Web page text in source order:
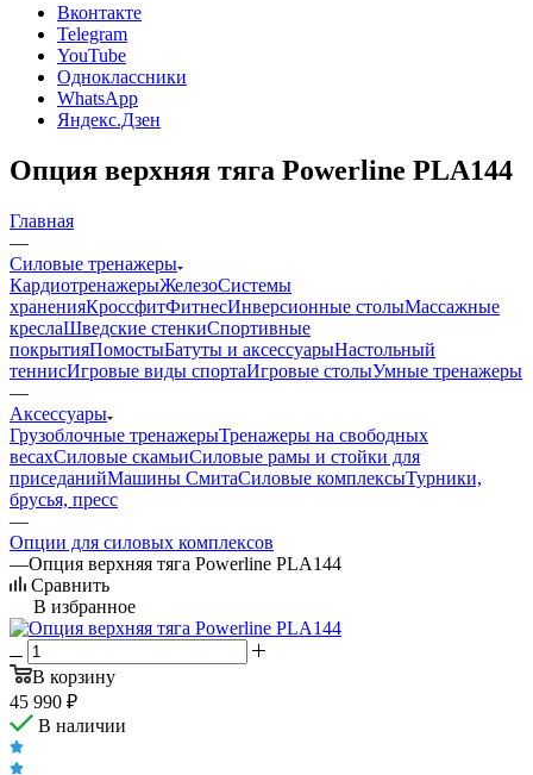
Вконтакте
Telegram
YouTube
Одноклассники
WhatsApp
Яндекс.Дзен
Опция верхняя тяга Powerline PLA144
Главная
—
Силовые тренажеры
КардиотренажерыЖелезоСистемы
храненияКроссфитФитнесИнверсионные столыМассажные
креслаШведские стенкиСпортивные
покрытияПомостыБатуты и аксессуарыНастольный
теннисИгровые виды спортаИгровые столыУмные тренажеры
—
Аксессуары
Грузоблочные тренажерыТренажеры на свободных
весахСиловые скамьиСиловые рамы и стойки для
приседанийМашины СмитаСиловые комплексыТурники,
брусья, пресс
—
Опции для силовых комплексов
—Опция верхняя тяга Powerline PLA144
Сравнить
В избранное
В корзину
45 990 ₽
В наличии